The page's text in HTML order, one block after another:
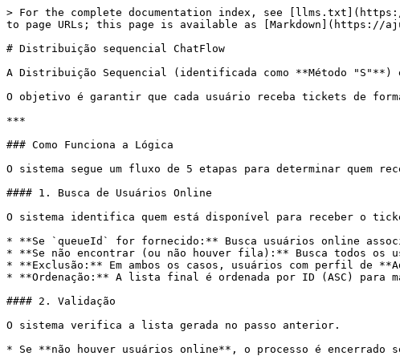
> For the complete documentation index, see
to page URLs; this page is available as [Markdown](https://
# Distribuição sequencial ChatFlow
A Distribuição Sequencial (identificada como **Método
O objetivo é garantir que cada usuário receba tickets de
***
### Como Funciona a Lógica
O sistema segue um fluxo de 5 etapas para determinar quem
#### 1. Busca de Usuários Online
O sistema identifica quem está disponível para receber o
* **Se `queueId` for fornecido:** Busca usuários online
* **Se não encontrar (ou não houver fila):** Busca todos os
* **Exclusão:** Em ambos os casos, usuários com perfil de
* **Ordenação:** A lista final é ordenada por ID (ASC) para
#### 2. Validação
O sistema verifica a lista gerada no passo anterior.
* Se **não houver usuários online**, o processo é